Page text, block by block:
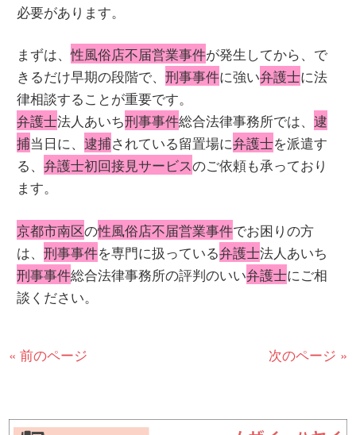
必要があります。
まずは、性風俗店不届営業事件が発生してから、で
きるだけ早期の段階で、刑事事件に強い弁護士に法
律相談することが重要です。
弁護士法人あいち刑事事件総合法律事務所では、逮
捕当日に、逮捕されている留置場に弁護士を派遣す
る、弁護士初回接見サービスのご依頼も承っており
ます。
京都市南区の性風俗店不届営業事件でお困りの方
は、刑事事件を専門に扱っている弁護士法人あいち
刑事事件総合法律事務所の評判のいい弁護士にご相
談ください。
« 前のページ 次のページ »